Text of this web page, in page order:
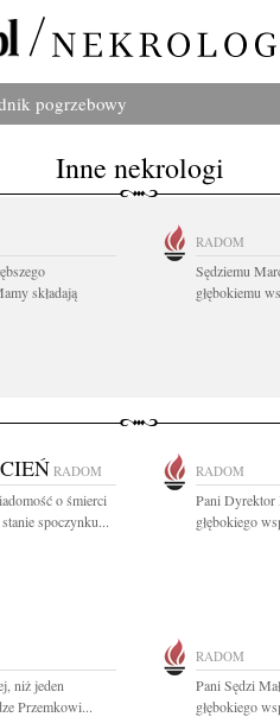
pogrzebowy
Inne nekrologi
składają
RADOM
Sędziemu
głębokiemu
RADOM
o śmierci
spoczynku...
RADOM
Pani Dyrektor
głębokiego
niż jeden
Przemkowi...
RADOM
Pani Sędzi
głębokiego